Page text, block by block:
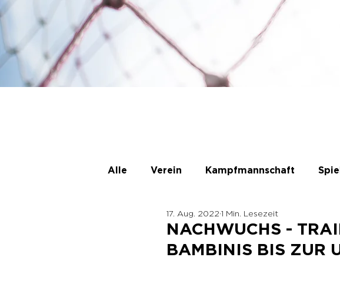
Alle Verein Kampfmannschaft
ASKÖ Ladies Unbenannte Kategorie
NACHWUCHS -
BAMBINIS BIS ZUR
17. Aug. 2022 1 Min. Lesezeit